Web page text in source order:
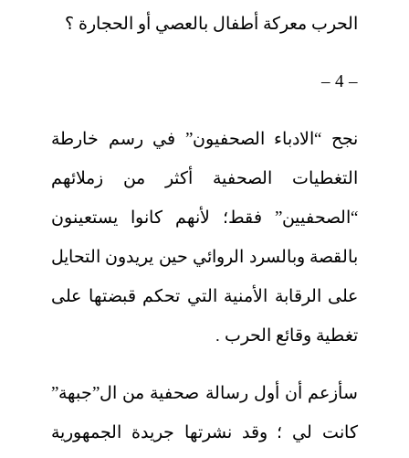
الحرب معركة أطفال بالعصي أو الحجارة ؟
– 4 –
نجح “الادباء الصحفيون” في رسم خارطة
التغطيات الصحفية أكثر من زملائهم
“الصحفيين” فقط؛ لأنهم كانوا يستعينون
بالقصة وبالسرد الروائي حين يريدون التحايل
على الرقابة الأمنية التي تحكم قبضتها على
تغطية وقائع الحرب .
سأزعم أن أول رسالة صحفية من ال”جبهة”
كانت لي ؛ وقد نشرتها جريدة الجمهورية